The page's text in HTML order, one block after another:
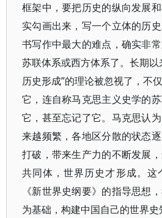
框架中，要把历史的纵向发展
实勾画出来，写一个立体的历
书写作中最大的难点，确实非
苏联体系或西方体系了。长期以
历史形成”的理论被忽视了，不
它，连自称马克思主义史学的
它，甚至忘记了它。马克思认
来越频繁，各地区分散的状态
打破，带来生产力的不断发展
共同体，世界历史才形成。这
《新世界史纲要》的指导思想
为基础，构建中国自己的世界史